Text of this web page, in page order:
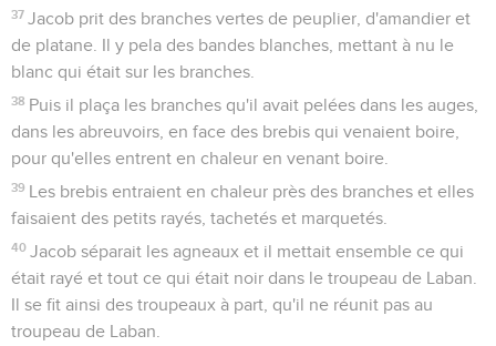
37 Jacob prit des branches vertes de peuplier, d'amandier et
de platane. Il y pela des bandes blanches, mettant à nu le
blanc qui était sur les branches.
38 Puis il plaça les branches qu'il avait pelées dans les auges,
dans les abreuvoirs, en face des brebis qui venaient boire,
pour qu'elles entrent en chaleur en venant boire.
39 Les brebis entraient en chaleur près des branches et elles
faisaient des petits rayés, tachetés et marquetés.
40 Jacob séparait les agneaux et il mettait ensemble ce qui
était rayé et tout ce qui était noir dans le troupeau de Laban.
Il se fit ainsi des troupeaux à part, qu'il ne réunit pas au
troupeau de Laban.